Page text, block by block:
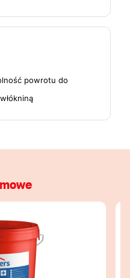
powrotu do